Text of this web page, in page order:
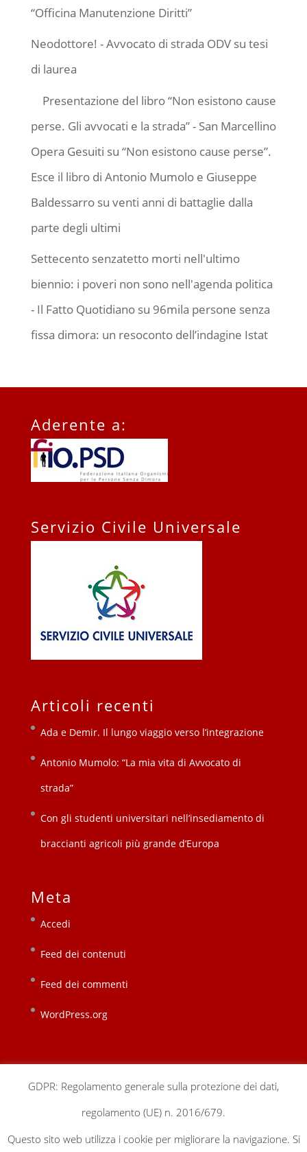
“Officina Manutenzione Diritti”
Neodottore! - Avvocato di strada ODVsu tesi
di laurea
Presentazione del libro “Non esistono cause
perse. Gli avvocati e la strada” - San Marcellino
Opera Gesuiti su “Non esistono cause perse”.
Esce il libro di Antonio Mumolo e Giuseppe
Baldessarro su venti anni di battaglie dalla
parte degli ultimi
Settecento senzatetto morti nell'ultimo
biennio: i poveri non sono nell'agenda politica
- Il Fatto Quotidianosu 96mila persone senza
fissa dimora: un resoconto dell’indagine Istat
Aderente a:
Servizio Civile Universale
Articoli recenti
Ada e Demir. Il lungo viaggio verso l’integrazione
Antonio Mumolo: “La mia vita di Avvocato di
strada”
Con gli studenti universitari nell’insediamento di
braccianti agricoli più grande d’Europa
Meta
Accedi
Feed dei contenuti
Feed dei commenti
WordPress.org
sedi locali sostienici
contatti
gestionale
privacy & cookie policy
GDPR: Regolamento generale sulla protezione dei dati,
regolamento (UE) n. 2016/679.
Questo sito web utilizza i cookie per migliorare la navigazione. Si